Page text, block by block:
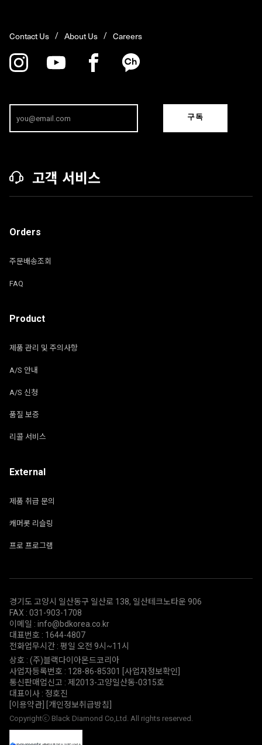
Contact Us About Us Careers
구독
고객 서비스
Orders
주문배송조회
FAQ
Product
제품 관리 및 주의사항
A/S 안내
A/S 신청
품질 보증
리콜 서비스
External
제품 취급 문의
캐머롯 리슬링
프로 프로그램
경기도 고양시 일산동구 일산로 138, 일산테크노타운 906
FAX : 031-903-1708
이메일 : info@bdkorea.co.kr
대표번호 : 1644-4807
전화업무시간 : 평일 오전 9시~11시
상호 : (주)블랙다이아몬드코리아
사업자등록번호 : 128-86-85301
[사업자정보확인]
통신판매업신고 : 제2013-고양일산동-0315호
대표이사 : 정호진
[이용약관]
[개인정보취급방침]
Copyrightⓒ Black Diamond Co,Ltd. All rights reserved.